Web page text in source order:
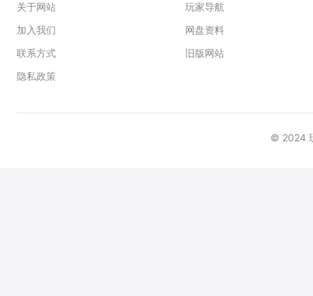
关于网站
加入我们
联系方式
隐私政策
玩家导航
网盘资料
旧版网站
© 2024